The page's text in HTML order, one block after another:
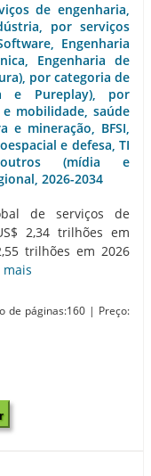
de engenharia,
por serviços
Engenharia
Engenharia de
por categoria de
e Pureplay), por
mobilidade, saúde
e mineração, BFSI,
e defesa, TI
(mídia e
2026-2034
de serviços de
2,34 trilhões em
trilhões em 2026
mais
de páginas:160 | Preço: